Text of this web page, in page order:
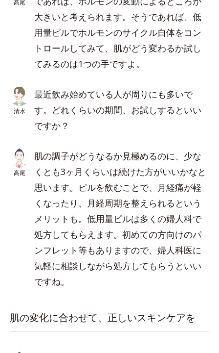
高尾
大きいと考えられます。そうであれば、低
用量ピルでホルモンのサイクル自体をコン
トロールしてみて、肌がどう変わるか試し
てみるのは1つの手ですよ。
清水
最近飲み始めている人が周りにも多いで
す。どれくらいの期間、お試しするといい
ですか？
高尾
肌の調子がどうなるか見極めるのに、少な
くとも3ヶ月くらいは続けた方がいいかなと
思います。ピルを飲むことで、月経痛が軽
くなったり、月経周期を整えられるという
メリットも。低用量ピルは多くの婦人科で
処方してもらえます。初めての方向けのパ
ンフレット等もありますので、婦人科医に
気軽に相談しながら処方してもらうといい
ですね。
肌の変化に合わせて、正しいスキンケアを